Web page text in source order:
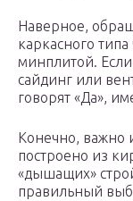
Наверное,
каркасного
минплитой.
сайдинг или
говорят «Да»,
Конечно, важно
построено из
«дышащих»
правильный